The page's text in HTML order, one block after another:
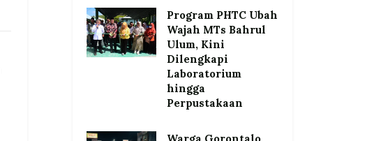
Program PHTC Ubah
Wajah MTs Bahrul
Ulum, Kini
Dilengkapi
Laboratorium
hingga
Perpustakaan